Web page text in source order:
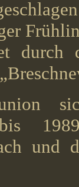
durch
bis
und